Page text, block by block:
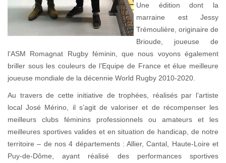
Une édition dont la
marraine est Jessy
Trémoulière, originaire de
Brioude, joueuse de
l’ASM Romagnat Rugby féminin, que nous voyons également
briller sous les couleurs de l’Equipe de France et élue meilleure
joueuse mondiale de la décennie World Rugby 2010-2020.
Au travers de cette initiative de trophées, réalisés par l’artiste
local José Mérino, il s’agit de valoriser et de récompenser les
meilleurs clubs féminins professionnels ou amateurs et les
meilleures sportives valides et en situation de handicap, de notre
territoire – de nos 4 départements : Allier, Cantal, Haute-Loire et
Puy-de-Dôme, ayant réalisé des performances sportives